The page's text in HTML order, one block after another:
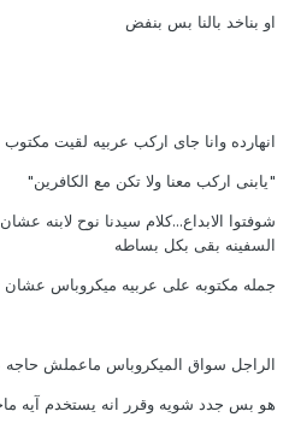
او بناخد بالنا بس بنفض
انهارده وانا جاى اركب عربيه لقيت مكتوب
"يابنى اركب معنا ولا تكن مع الكافرين"
شوفتوا الابداع...كلام سيدنا نوح لابنه
السفينه بقى بكل بساطه
جمله مكتوبه على عربيه ميكروباس عشان
الراجل سواق الميكروباس ماعملش حاجه
هو بس جدد شويه وقرر انه يستخدم آيه